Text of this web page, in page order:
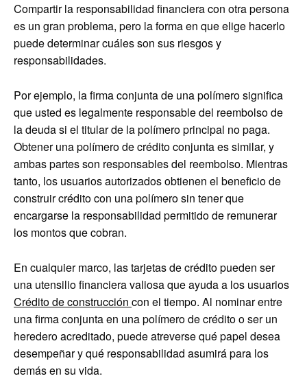
Compartir la responsabilidad financiera con otra persona
es un gran problema, pero la forma en que elige hacerlo
puede determinar cuáles son sus riesgos y
responsabilidades.
Por ejemplo, la firma conjunta de una polímero significa
que usted es legalmente responsable del reembolso de
la deuda si el titular de la polímero principal no paga.
Obtener una polímero de crédito conjunta es similar, y
ambas partes son responsables del reembolso. Mientras
tanto, los usuarios autorizados obtienen el beneficio de
construir crédito con una polímero sin tener que
encargarse la responsabilidad permitido de remunerar
los montos que cobran.
En cualquier marco, las tarjetas de crédito pueden ser
una utensilio financiera valiosa que ayuda a los usuarios
Crédito de construcción con el tiempo. Al nominar entre
una firma conjunta en una polímero de crédito o ser un
heredero acreditado, puede atreverse qué papel desea
desempeñar y qué responsabilidad asumirá para los
demás en su vida.